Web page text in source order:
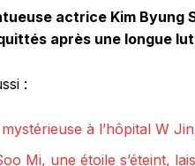
actrice Kim Byung
après une longue
:
à l’hôpital W
Mi, une étoile s’éteint,